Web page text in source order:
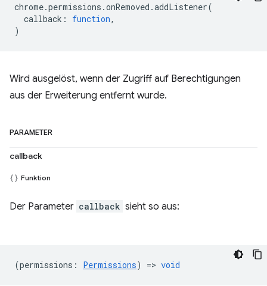
chrome.permissions .onRemoved .addListener(
callback : function,
)
Wird ausgelöst, wenn der Zugriff auf Berechtigungen
aus der Erweiterung entfernt wurde.
PARAMETER
callback
Funktion
Der Parameter callback sieht so aus:
(permissions : Permissions) => void